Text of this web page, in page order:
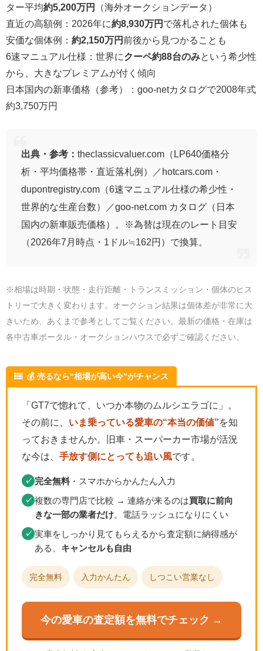
ター平均約5,200万円
（海外オークションデータ）
直近の高額例：2026年に約8,930万円 で落札された個体も
安価な個体例： 約2,150万円前後から見つかることも
6速マニュアル仕様：世界にクーペ約88台のみという希少性
から、大きなプレミアムが付く傾向
日本国内の新車価格（参考）：goo-netカタログで2008年式
約3,750万円
出典・参考： theclassicvaluer.com（LP640価格分
析・平均価格帯・直近落札例）／hotcars.com・
dupontregistry.com（6速マニュアル仕様の希少性・
世界的な生産台数）／goo-net.com カタログ（日本
国内の新車販売価格）。※為替は現在のレート目安
（2026年7月時点・1ドル≒162円）で換算。
※相場は時期・状態・走行距離・トランスミッション・個体のヒス
トリーで大きく変わります。オークション結果は個体差が非常に大
きいため、あくまで参考としてご覧ください。最新の価格・在庫は
各中古車ポータル・オークションハウスで必ずご確認ください。
💰 売るなら“相場が高い今”がチャンス
「GT7で惚れて、いつか本物のムルシエラゴに」。
その前に、 いま乗っている愛車の“本当の価値”を知
っておきませんか。旧車・スーパーカー市場が活況
な今は、 手放す側にとっても追い風です。
✓ 完全無料 ・スマホからかんたん入力
✓ 複数の専門店で比較 → 連絡が来るのは買取に前向
きな一部の業者だけ。電話ラッシュになりにくい
✓ 実車をしっかり見てもらえるから査定額に納得感が
ある、 キャンセルも自由
完全無料 入力かんたん しつこい営業なし
今の愛車の査定額を無料でチェック →